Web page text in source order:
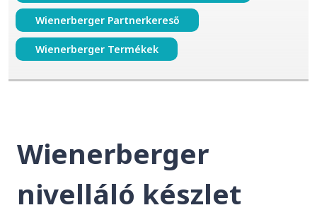
Wienerberger Partnerkereső
Wienerberger Termékek
Wienerberger
nivelláló készlet